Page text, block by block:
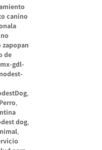
canino
de
gdl-
,
,
dog,
,